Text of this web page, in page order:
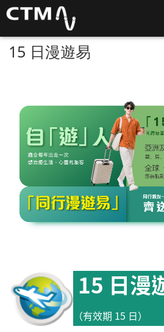
15 日漫遊易
15 日漫
（有效期 15 日）